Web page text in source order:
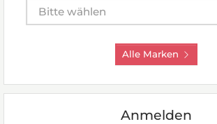
Alle Marken
Anmelden